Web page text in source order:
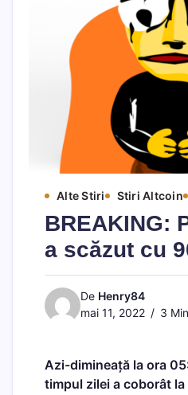
Alte Stiri Stiri Altcoin
BREAKING:
a scăzut cu
De Henry84
mai 11, 2022
3
Azi-dimineață la ora
timpul zilei a coborât la